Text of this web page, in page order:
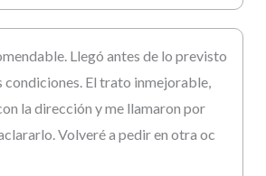
Llegó antes de lo previsto
condiciones. El trato inmejorable,
la dirección y me llamaron por
Volveré a pedir en otra oc